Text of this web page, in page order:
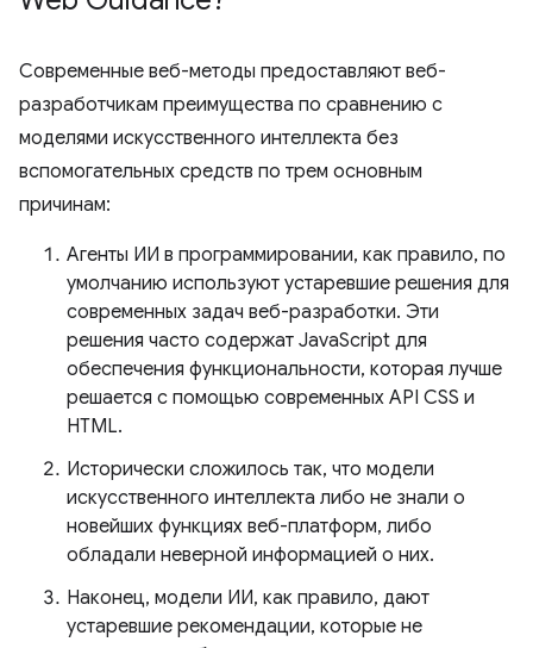
Современные веб-методы предоставляют веб-
разработчикам преимущества по сравнению с
моделями искусственного интеллекта без
вспомогательных средств по трем основным
причинам:
Агенты ИИ в программировании, как правило, по
умолчанию используют устаревшие решения для
современных задач веб-разработки. Эти
решения часто содержат JavaScript для
обеспечения функциональности, которая лучше
решается с помощью современных API CSS и
HTML.
Исторически сложилось так, что модели
искусственного интеллекта либо не знали о
новейших функциях веб-платформ, либо
обладали неверной информацией о них.
Наконец, модели ИИ, как правило, дают
устаревшие рекомендации, которые не